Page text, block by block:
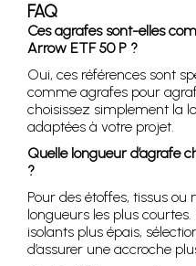
FAQ
Ces agrafes sont-elles
Arrow ETF 50 P ?
Oui, ces références sont
comme agrafes pour
choisissez simplement la
adaptées à votre projet.
Quelle longueur d’agrafe
?
Pour des étoffes, tissus ou
longueurs les plus
isolants plus épais,
d’assurer une accroche